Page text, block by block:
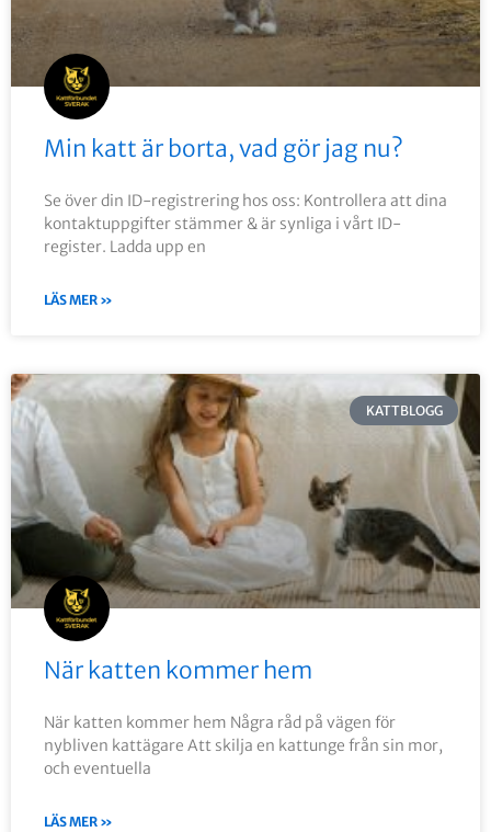
Min katt är borta, vad gör jag nu?
Se över din ID-registrering hos oss: Kontrollera att dina
kontaktuppgifter stämmer & är synliga i vårt ID-
register. Ladda upp en
LÄS MER »
KATTBLOGG
När katten kommer hem
När katten kommer hem Några råd på vägen för
nybliven kattägare Att skilja en kattunge från sin mor,
och eventuella
LÄS MER »